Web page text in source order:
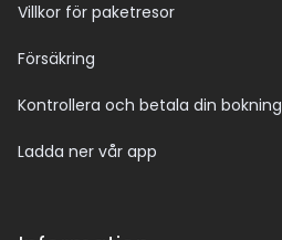
Villkor för paketresor
Försäkring
Kontrollera och betala din bokning
Ladda ner vår app